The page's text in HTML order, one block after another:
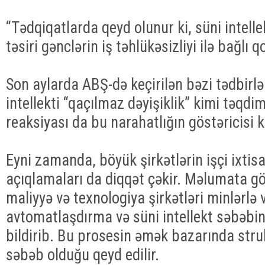
“Tədqiqatlarda qeyd olunur ki, süni
təsiri gənclərin iş təhlükəsizliyi ilə bağlı
Son aylarda ABŞ-də keçirilən bəzi
intellekti “qaçılmaz dəyişiklik” kimi
reaksiyası da bu narahatlığın
Eyni zamanda, böyük şirkətlərin işçi
açıqlamaları da diqqət çəkir. Məlumata
maliyyə və texnologiya şirkətləri minlərlə
avtomatlaşdırma və süni intellekt
bildirib. Bu prosesin əmək bazarında
səbəb olduğu qeyd edilir.